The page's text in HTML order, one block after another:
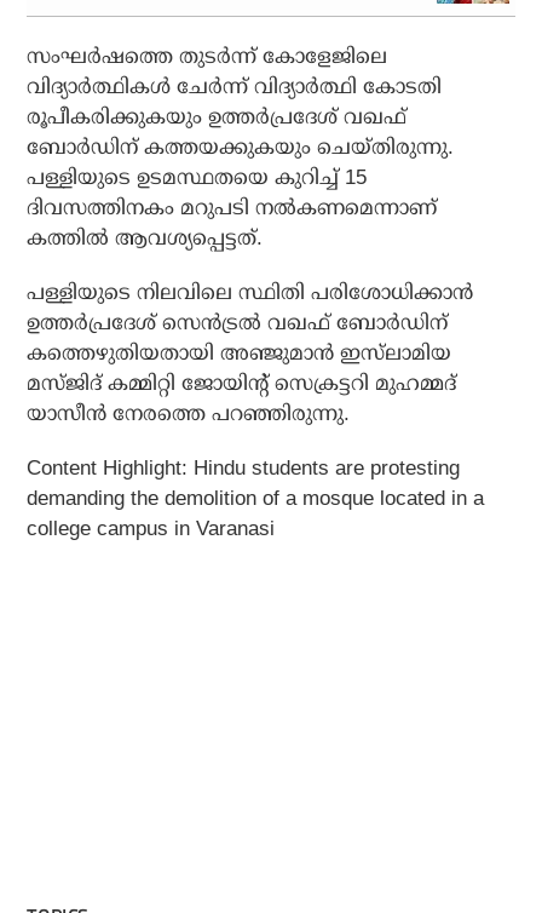
സംഘര്‍ഷത്തെ തുടര്‍ന്ന് കോളേജിലെ
വിദ്യാര്‍ത്ഥികള്‍ ചേര്‍ന്ന് വിദ്യാര്‍ത്ഥി കോടതി
രൂപീകരിക്കുകയും ഉത്തര്‍പ്രദേശ് വഖഫ്
ബോര്‍ഡിന് കത്തയക്കുകയും ചെയ്തിരുന്നു.
പള്ളിയുടെ ഉടമസ്ഥതയെ കുറിച്ച് 15
ദിവസത്തിനകം മറുപടി നല്‍കണമെന്നാണ്
കത്തില്‍ ആവശ്യപ്പെട്ടത്.
പള്ളിയുടെ നിലവിലെ സ്ഥിതി പരിശോധിക്കാന്‍
ഉത്തര്‍പ്രദേശ് സെന്‍ട്രല്‍ വഖഫ് ബോര്‍ഡിന്
കത്തെഴുതിയതായി അഞ്ജുമാന്‍ ഇസ്‌ലാമിയ
മസ്ജിദ് കമ്മിറ്റി ജോയിന്റ് സെക്രട്ടറി മുഹമ്മദ്
യാസീന്‍ നേരത്തെ പറഞ്ഞിരുന്നു.
Content Highlight: Hindu students are protesting
demanding the demolition of a mosque located in a
college campus in Varanasi